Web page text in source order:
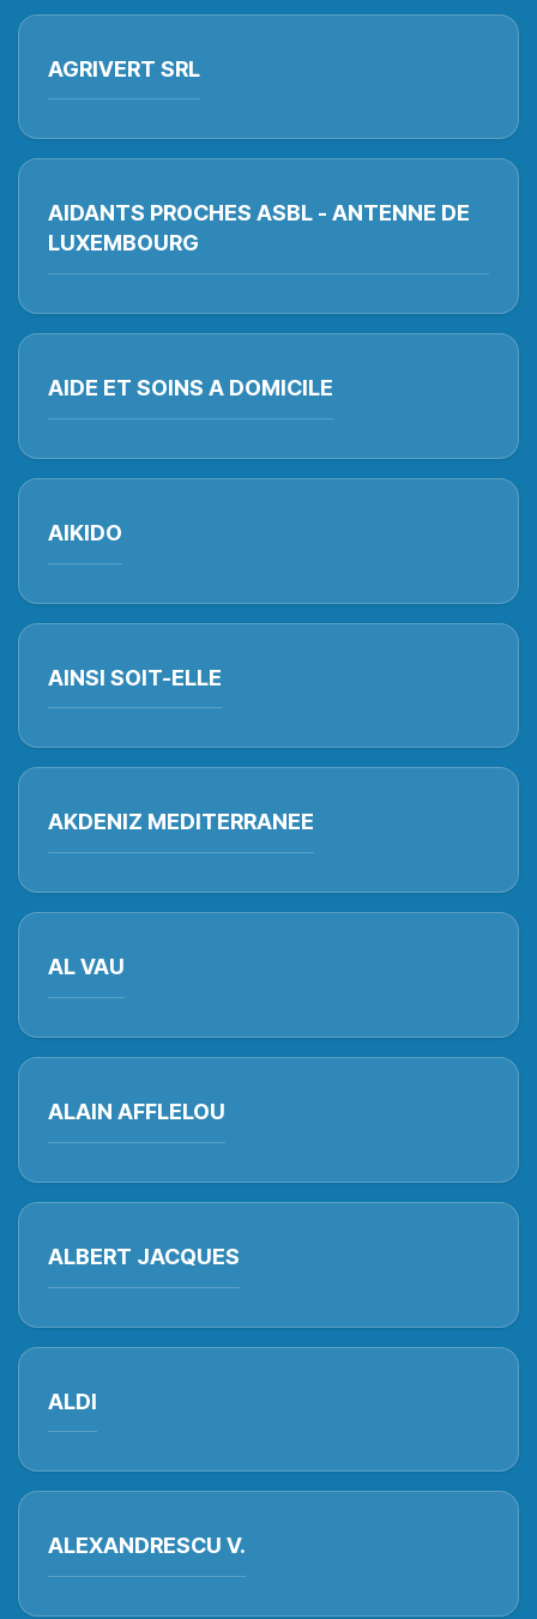
AGRIVERT SRL
AIDANTS PROCHES ASBL - ANTENNE DE
LUXEMBOURG
AIDE ET SOINS A DOMICILE
AIKIDO
AINSI SOIT-ELLE
AKDENIZ MEDITERRANEE
AL VAU
ALAIN AFFLELOU
ALBERT JACQUES
ALDI
ALEXANDRESCU V.